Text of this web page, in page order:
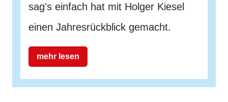
sag's einfach hat mit Holger Kiesel
einen Jahresrückblick gemacht.
mehr lesen